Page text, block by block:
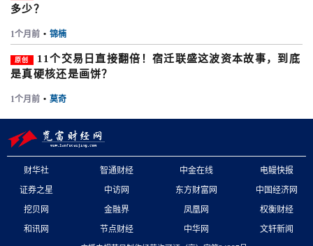
多少？
1个月前 • 锦楠
原创
11个交易日直接翻倍！宿迁联盛这波资本故事，到底
是真硬核还是画饼？
1个月前 • 莫奇
财华社 智通财经 中金在线
电鳗快报
证券之星
中访网 东方财富网
中国经济网
挖贝网
金融界 凤凰网
权衡财经
和讯网
节点财经 中华网 文轩新闻